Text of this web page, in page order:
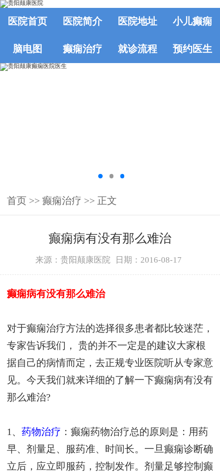
医院首页 医院简介 医院地址 小儿癫痫
脑电图 癫痫治疗 就诊流程 预约医生
首页 >> 癫痫治疗 >> 正文
癫痫病有没有那么难治
来源：贵阳颠康医院 日期：2016-08-17
癫痫病有没有那么难治
对于癫痫治疗方法的选择很多患者都比较迷茫，
专家告诉我们， 贵的并不一定是的建议大家根
据自己的病情而定，去正规专业医院听从专家意
见。今天我们就来详细的了解一下癫痫病有没有
那么难治?
1、 药物治疗 ：癫痫药物治疗总的原则是：用药
早、剂量足、服药准、时间长。一旦癫痫诊断确
立后，应立即服药，控制发作。剂量足够控制癫